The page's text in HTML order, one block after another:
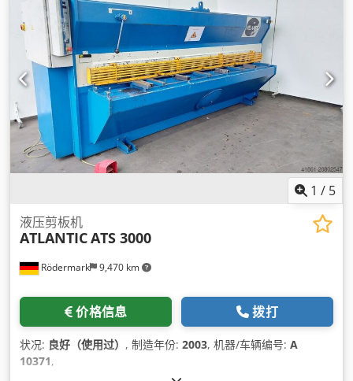
1 / 5
Rödermark 9,470 km
液压剪板机
ATLANTICATS 3000
价格信息 拨打
状况: 良好（使用过） , 制造年份: 2003, 机器/车辆编号: A
10371,